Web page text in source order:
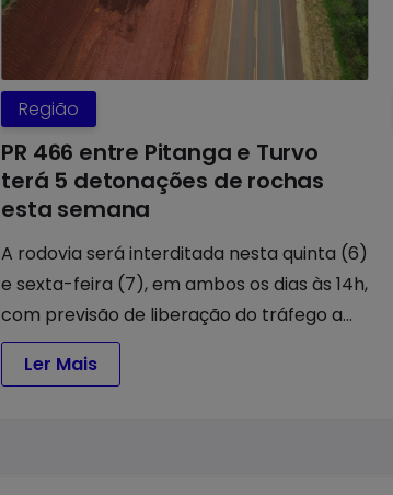
Região
PR 466 entre Pitanga e Turvo
terá 5 detonações de rochas
esta semana
A rodovia será interditada nesta quinta (6)
e sexta-feira (7), em ambos os dias às 14h,
com previsão de liberação do tráfego a
partir das 17h
Ler Mais